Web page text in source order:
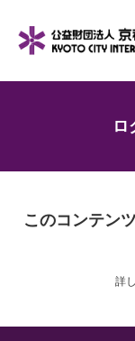
ロ
このコンテン
詳